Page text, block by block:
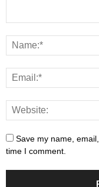
Save my name,
time I comment.